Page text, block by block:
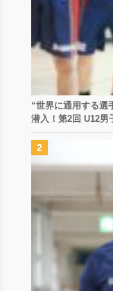
“世界に通用する選
潜入！第2回 U12男